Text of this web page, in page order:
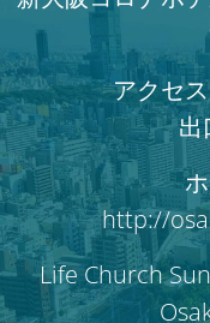
アクセ
出
http://
Life Church